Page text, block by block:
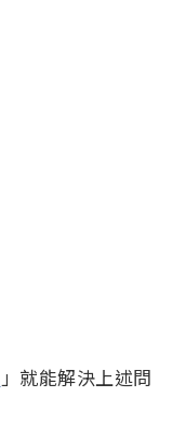
」就能解決上述問